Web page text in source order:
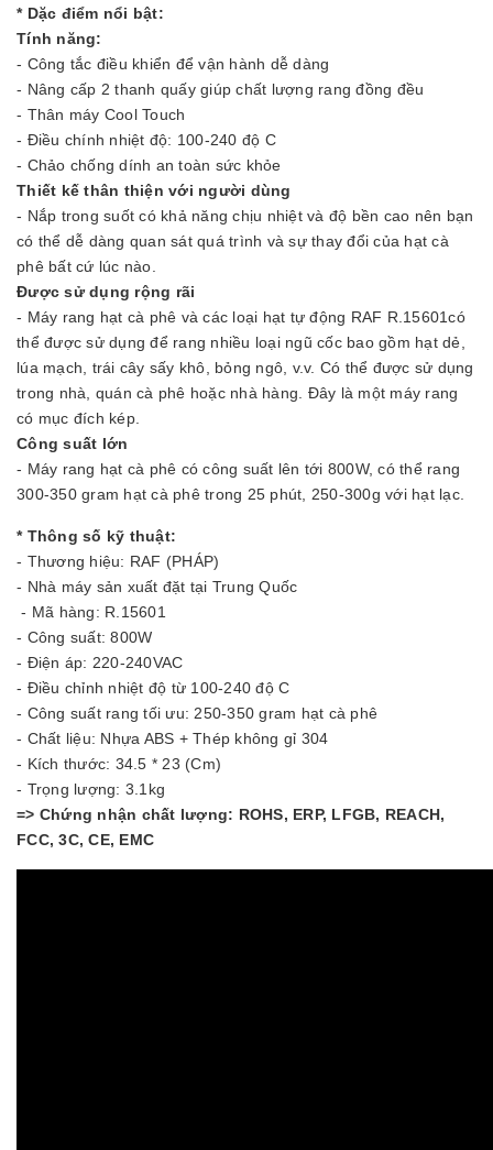
* Dặc điểm nổi bật:
Tính năng:
- Công tắc điều khiển để vận hành dễ dàng
- Nâng cấp 2 thanh quấy giúp chất lượng rang đồng đều
- Thân máy Cool Touch
- Điều chính nhiệt độ: 100-240 độ C
- Chảo chống dính an toàn sức khỏe
Thiết kế thân thiện với người dùng
- Nắp trong suốt có khả năng chịu nhiệt và độ bền cao nên bạn
có thể dễ dàng quan sát quá trình và sự thay đổi của hạt cà
phê bất cứ lúc nào.
Được sử dụng rộng rãi
- Máy rang hạt cà phê và các loại hạt tự động RAF R.15601có
thể được sử dụng để rang nhiều loại ngũ cốc bao gồm hạt dẻ,
lúa mạch, trái cây sấy khô, bỏng ngô, v.v. Có thể được sử dụng
trong nhà, quán cà phê hoặc nhà hàng. Đây là một máy rang
có mục đích kép.
Công suất lớn
- Máy rang hạt cà phê có công suất lên tới 800W, có thể rang
300-350 gram hạt cà phê trong 25 phút, 250-300g với hạt lạc.
* Thông số kỹ thuật:
- Thương hiệu: RAF (PHÁP)
- Nhà máy sản xuất đặt tại Trung Quốc
- Mã hàng: R.15601
- Công suất: 800W
- Điện áp: 220-240VAC
- Điều chỉnh nhiệt độ từ 100-240 độ C
- Công suất rang tối ưu: 250-350 gram hạt cà phê
- Chất liệu: Nhựa ABS + Thép không gỉ 304
- Kích thước: 34.5 * 23 (Cm)
- Trọng lượng: 3.1kg
=> Chứng nhận chất lượng: ROHS, ERP, LFGB, REACH,
FCC, 3C, CE, EMC